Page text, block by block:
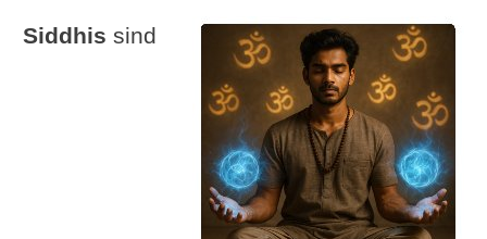
Siddhis sind